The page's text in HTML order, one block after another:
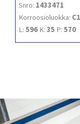
Snro: 1433471
Korroosioluokka:
L: 596 K: 35 P: 570